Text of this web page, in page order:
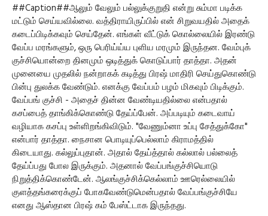
##Caption##ஆலும் வேலும் பல்லுக்குறுதி என்று சும்மா படிக்க
மட்டும் செய்யவில்லை. வத்திராயிருப்பில் என் சிறுவயதில் அதைக்
கடைப்பிடிக்கவும் செய்தேன். எங்கள் வீட்டுக் கொல்லையில் இரண்டு
வேப்ப மரங்களும், ஒரு பெரிய்ய்ய புளிய மரமும் இருந்தன. வேம்புக்
குச்சியொன்றை தினமும் ஒடித்துக் கொடுப்பார் தாத்தா. அதன்
முனையை முதலில் நன்றாகக் கடித்து பிரஷ் மாதிரி செய்துகொண்டு
பின்பு துலக்க வேண்டும். எனக்கு வேப்பம் பழம் மிகவும் பிடிக்கும்.
வேப்பங் குச்சி - அதைச் தின்ன வேண்டியதில்லை என்பதால்
கசப்பைத் தாங்கிக்கொண்டு தேய்ப்பேன். அப்படியும் கடைவாய்
வழியாக கசப்பு உள்ளிறங்கிவிடும். "வேணும்னா உப்பு சேத்துக்கோ"
என்பார் தாத்தா. நைசான பொடியுப்பெல்லாம் கிராமத்தில்
கிடையாது. கல்லுப்புதான். அதால் தேய்த்தால் கல்லால் பல்லைத்
தேய்ப்பது போல இருக்கும். அதனால் வேப்பங்குச்சியொடு
நிறுத்திக்கொண்டேன். ஆலங்குச்சிக்கெல்லாம் ஊரெல்லையில்
குளத்தங்கரைக்குப் போகவேண்டுமென்பதால் வேப்பங்குச்சியே
எனது ஆஸ்தான பிரஷ் கம் பேஸ்ட்டாக இருந்தது.